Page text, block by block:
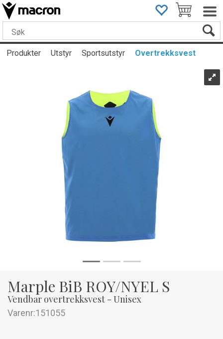
Produkter Utstyr Sportsutstyr Overtrekksvest
Marple BiB ROY/NYEL S
Vendbar overtrekksvest - Unisex
Varenr:151055